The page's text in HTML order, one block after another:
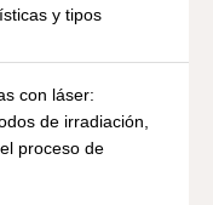
y tipos
con láser:
de irradiación,
proceso de